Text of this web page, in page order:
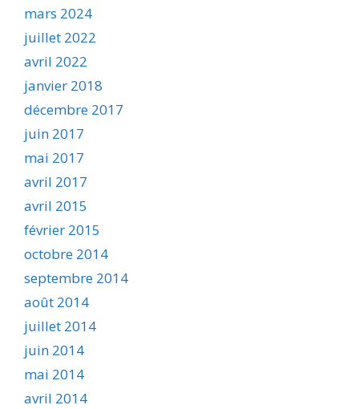
mars 2024
juillet 2022
avril 2022
janvier 2018
décembre 2017
juin 2017
mai 2017
avril 2017
avril 2015
février 2015
octobre 2014
septembre 2014
août 2014
juillet 2014
juin 2014
mai 2014
avril 2014